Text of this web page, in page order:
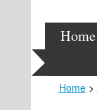
Home
Home>